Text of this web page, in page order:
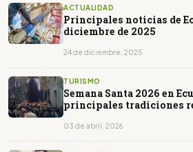
ACTUALIDAD
Principales noticias de
diciembre de 2025
24 de diciembre, 2025
TURISMO
Semana Santa 2026 en
principales tradiciones
03 de abril, 2026